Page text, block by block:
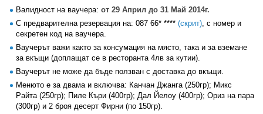
Валидност на ваучера: от 29 Април до 31 Май 2014г.
С предварителна резервация на: 087 66* **** (скрит), с номер и
секретен код на ваучера.
Ваучерът важи както за консумация на място, така и за вземане
за вкъщи (доплащат се в ресторанта 4лв за кутии).
Ваучерът не може да бъде ползван с доставка до вкъщи.
Менюто е за двама и включва: Канчан Джанга (250гр); Микс
Райта (250гр); Пиле Къри (400гр); Дал Йелоу (400гр); Ориз на пара
(300гр) и 2 броя десерт Фирни (по 150гр).